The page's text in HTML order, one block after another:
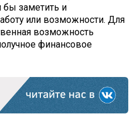
бы заметить и
или возможности. Для
возможность
финансовое